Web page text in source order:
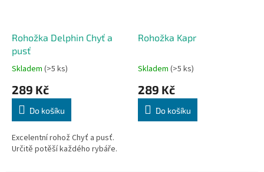
Rohožka Delphin Chyť a
pusť
Skladem (>5 ks)
289 Kč
Do košíku
Excelentní rohož Chyť a pusť.
Určitě potěší každého rybáře.
Rohožka Kapr
Skladem (>5 ks)
289 Kč
Do košíku